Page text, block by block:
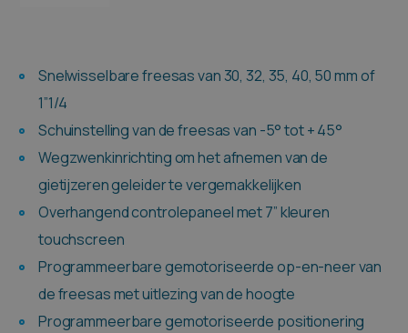
Snelwisselbare freesas van 30, 32, 35, 40, 50 mm of
1”1/4
Schuinstelling van de freesas van -5° tot + 45°
Wegzwenkinrichting om het afnemen van de
gietijzeren geleider te vergemakkelijken
Overhangend controlepaneel met 7” kleuren
touchscreen
Programmeerbare gemotoriseerde op-en-neer van
de freesas met uitlezing van de hoogte
Programmeerbare gemotoriseerde positionering